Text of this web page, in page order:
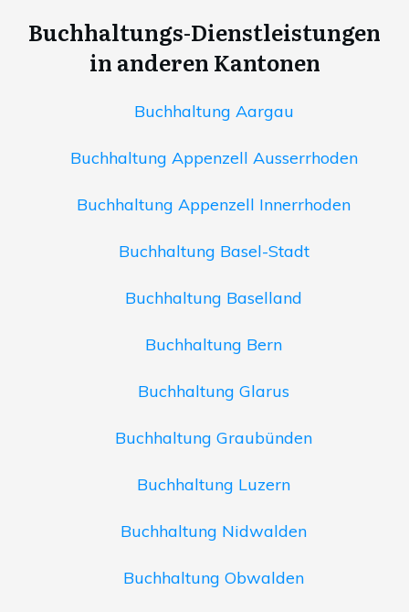
Buchhaltungs-Dienstleistungen
in anderen Kantonen
Buchhaltung Aargau
Buchhaltung Appenzell Ausserrhoden
Buchhaltung Appenzell Innerrhoden
Buchhaltung Basel-Stadt
Buchhaltung Baselland
Buchhaltung Bern
Buchhaltung Glarus
Buchhaltung Graubünden
Buchhaltung Luzern
Buchhaltung Nidwalden
Buchhaltung Obwalden